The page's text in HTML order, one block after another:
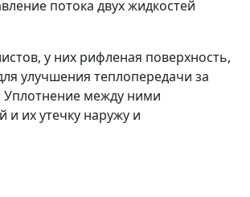
потока двух жидкостей
у них рифленая поверхность,
улучшения теплопередачи за
Уплотнение между ними
их утечку наружу и